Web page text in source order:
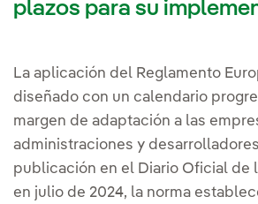
plazos para su
La aplicación del Reglamento
diseñado con un calendario
margen de adaptación a las
administraciones y
publicación en el Diario Oficial de
en julio de 2024, la norma